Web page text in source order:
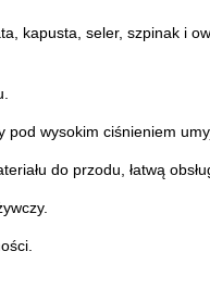
kapusta, seler, szpinak i
wysokim ciśnieniem
do przodu, łatwą